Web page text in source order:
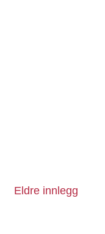
Eldre innlegg